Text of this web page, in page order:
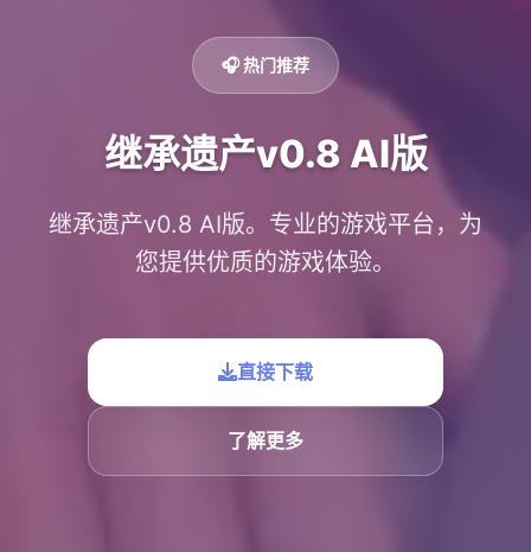
🎧 热门推荐
继承遗产v0.8 AI版
继承遗产v0.8 AI版。专业的游戏平台，为
您提供优质的游戏体验。
直接下载
了解更多